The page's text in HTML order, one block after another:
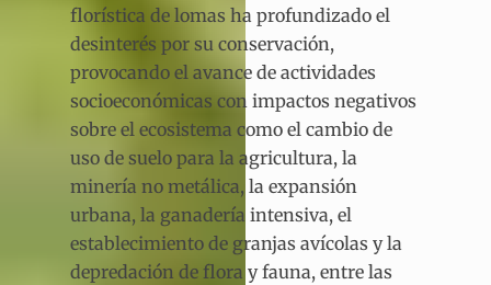
florística de lomas ha profundizado el
desinterés por su conservación,
provocando el avance de actividades
socioeconómicas con impactos negativos
sobre el ecosistema como el cambio de
uso de suelo para la agricultura, la
minería no metálica, la expansión
urbana, la ganadería intensiva, el
establecimiento de granjas avícolas y la
depredación de flora y fauna, entre las